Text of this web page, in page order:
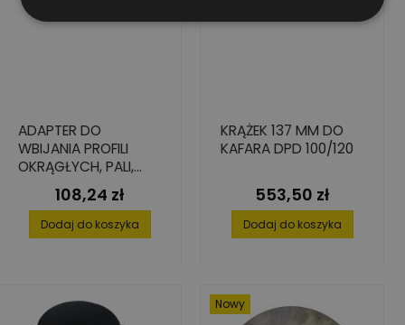
ADAPTER DO
WBIJANIA PROFILI
OKRĄGŁYCH, PALI,
SŁUPKÓW 20-45 MM
DO KAFARA DPD-100
Cena
108,24 zł
Dodaj do koszyka
KRĄŻEK 137 MM DO
KAFARA DPD 100/120
Cena
553,50 zł
Dodaj do koszyka
Nowy